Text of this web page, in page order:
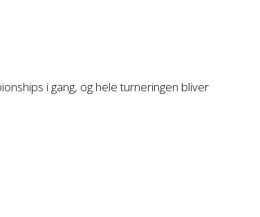
i gang, og hele turneringen bliver